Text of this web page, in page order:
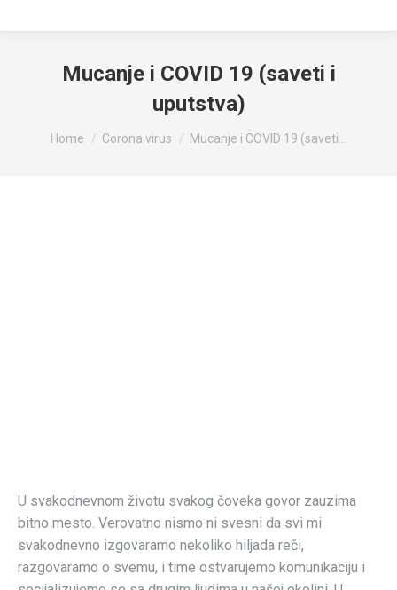
Mucanje i COVID 19 (saveti i
uputstva)
You are here:
Home Corona virus Mucanje i COVID 19 (saveti…
U svakodnevnom životu svakog čoveka govor zauzima
bitno mesto. Verovatno nismo ni svesni da svi mi
svakodnevno izgovaramo nekoliko hiljada reči,
razgovaramo o svemu, i time ostvarujemo komunikaciju i